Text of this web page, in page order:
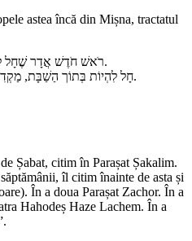
astea încă din Mișna, tractatul
רֹאשׁ חֹדֶשׁ אֲדָר שֶׁחָל לִהְיוֹת בְּשַׁבָּת, קוֹרִין בְּפָרָשַׁת שְׁקָלִים.
חָל לִהְיוֹת בְּתוֹך הַשַׁבָּת, מַקְדִימִין לְשֶׁעָבַר וּמַפְסִיקִין לְשַׁבָּת אַחֶרֶת.
Șabat, citim în Parașat Șakalim.
îl citim înainte de asta și
În a doua Parașat Zachor. În a
Hahodeș Haze Lachem. În a